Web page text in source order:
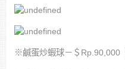
※鹹蛋炒蝦球－＄Rp.90,000